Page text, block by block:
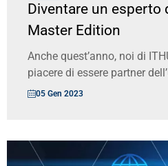
Diventare un esperto
Master Edition
Anche quest’anno, noi di
piacere di essere partner
05 Gen 2023